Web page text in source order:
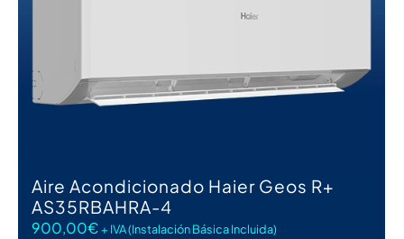
Aire Acondicionado Haier Geos R+
AS35RBAHRA-4
900,00€+ IVA (Instalación Básica Incluida)